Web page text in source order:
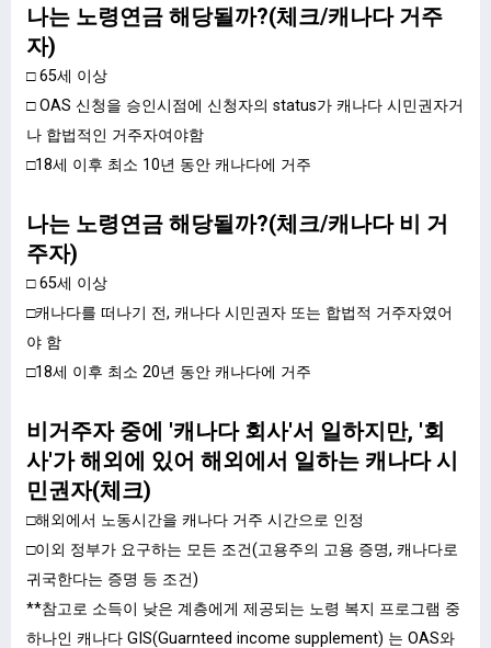
나는 노령연금 해당될까?(체크/캐나다 거주
자)
□ 65세 이상
□ OAS 신청을 승인시점에 신청자의 status가 캐나다 시민권자거
나 합법적인 거주자여야함
□18세 이후 최소 10년 동안 캐나다에 거주
나는 노령연금 해당될까?(체크/캐나다 비 거
주자)
□ 65세 이상
□캐나다를 떠나기 전, 캐나다 시민권자 또는 합법적 거주자였어
야 함
□18세 이후 최소 20년 동안 캐나다에 거주​
비거주자 중에 '캐나다 회사'서 일하지만, '회
사'가 해외에 있어 해외에서 일하는 캐나다 시
민권자(체크)
□해외에서 노동시간을 캐나다 거주 시간으로 인정
□이외 정부가 요구하는 모든 조건(고용주의 고용 증명, 캐나다로
귀국한다는 증명 등 조건)​
**참고로 소득이 낮은 계층에게 제공되는 노령 복지 프로그램 중
하나인 캐나다 GIS(Guarnteed income supplement) 는 OAS와